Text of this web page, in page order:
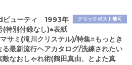
クリックポスト他可
ビューティ 1993年
(特別付録なし)●表紙
サミ(滝川クリステル)/特集=もっとき
る最新流行ヘアカタログ/洗練されたい
敵なおしゃれ術(鶴田真由、とよた真